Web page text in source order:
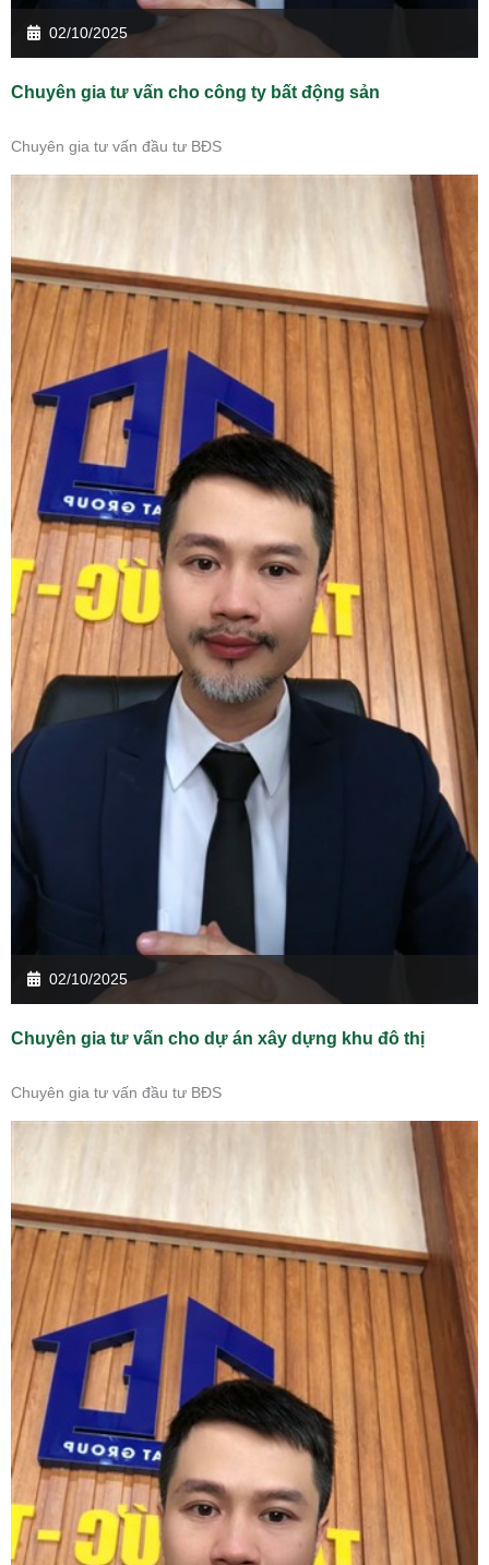
02/10/2025
Chuyên gia tư vấn cho công ty bất động sản
Chuyên gia tư vấn đầu tư BĐS
02/10/2025
Chuyên gia tư vấn cho dự án xây dựng khu đô thị
Chuyên gia tư vấn đầu tư BĐS